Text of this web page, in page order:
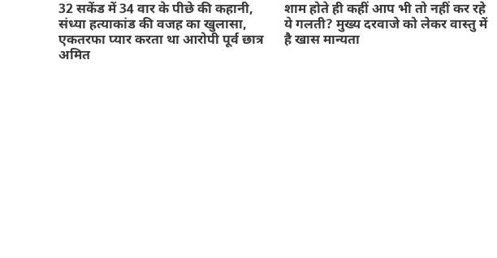
32 सकेंड में 34 वार के पीछे की कहानी,
संध्या हत्याकांड की वजह का खुलासा,
एकतरफा प्यार करता था आरोपी पूर्व छात्र
अमित
शाम होते ही कहीं आप भी तो नहीं कर रहे
ये गलती? मुख्य दरवाजे को लेकर वास्तु में
है खास मान्यता